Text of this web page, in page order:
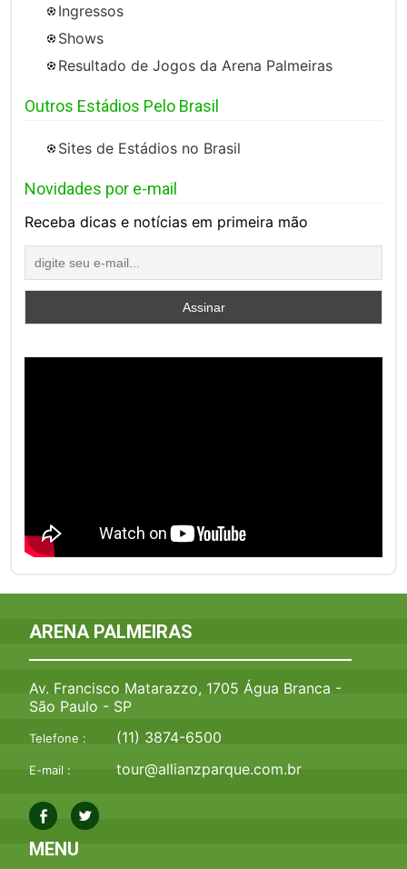
Ingressos
Shows
Resultado de Jogos da Arena Palmeiras
Outros Estádios Pelo Brasil
Sites de Estádios no Brasil
Novidades por e-mail
Receba dicas e notícias em primeira mão
ARENA PALMEIRAS
Av. Francisco Matarazzo, 1705 Água Branca -
São Paulo - SP
Telefone : (11) 3874-6500
E-mail : tour@allianzparque.com.br
MENU